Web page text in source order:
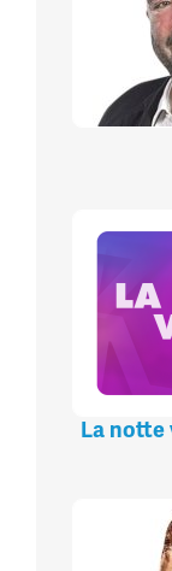
La notte